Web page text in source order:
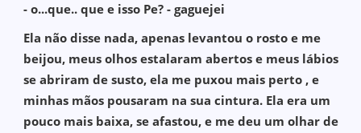
- o...que.. que e isso Pe? - gaguejei
Ela não disse nada, apenas levantou o rosto e me
beijou, meus olhos estalaram abertos e meus lábios
se abriram de susto, ela me puxou mais perto , e
minhas mãos pousaram na sua cintura. Ela era um
pouco mais baixa, se afastou, e me deu um olhar de